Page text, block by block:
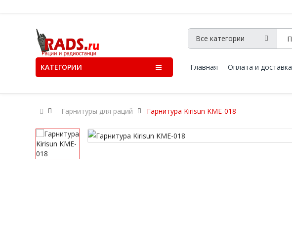
КАТЕГОРИИ Главная Оплата и доставка
Гарнитуры для раций Гарнитура Kirisun KME-018